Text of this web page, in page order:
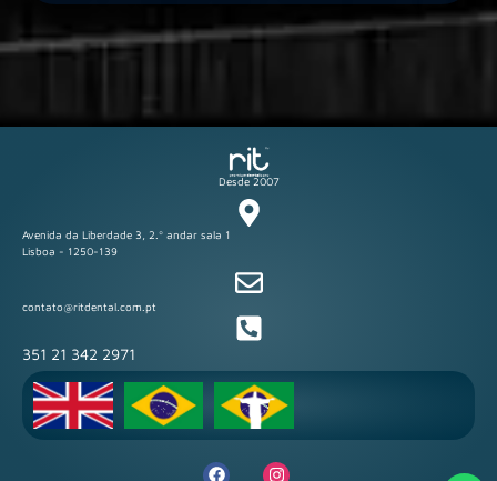
Desde 2007
Avenida da Liberdade 3, 2.º andar sala 1
Lisboa - 1250-139
contato@ritdental.com.pt
351 21 342 2971